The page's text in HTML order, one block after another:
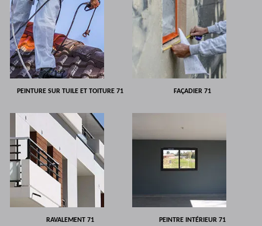
PEINTURE SUR TUILE ET TOITURE 71 FAÇADIER 71
RAVALEMENT 71 PEINTRE INTÉRIEUR 71